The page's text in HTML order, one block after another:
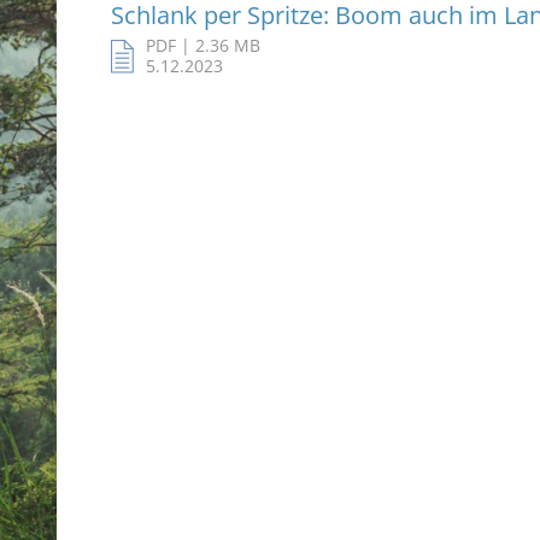
Schlank per Spritze: Boom auch im
PDF | 2.36 MB
5.12.2023